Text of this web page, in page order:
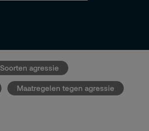
Soorten agressie
Maatregelen tegen agressie